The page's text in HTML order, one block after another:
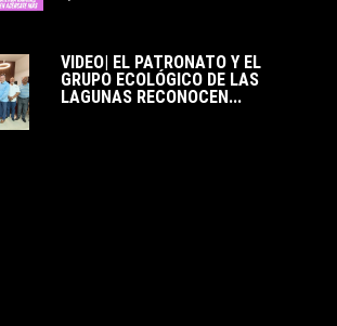
VIDEO| EL PATRONATO Y EL
GRUPO ECOLÓGICO DE LAS
LAGUNAS RECONOCEN...